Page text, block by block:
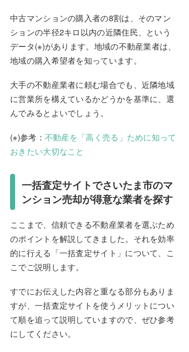
中古マンションの購入者の8割は、そのマン
ションの半径2キロ以内の近隣住民、という
データ(※)があります。地域の不動産業者は、
地域の購入希望者を知っています。
大手の不動産業者に頼む場合でも、近隣地域
に営業所を構えているかどうかを基準に、選
んでみるとよいでしょう。
(※)参考： 不動産を「高く売る」ために知って
おきたい大切なこと
一括査定サイトでさいたま市のマ
ンション売却が得意な業者を探す
ここまで、信頼できる不動産業者を選ぶため
のポイントを解説してきました。それを効率
的に行える「一括査定サイト」について、こ
こでご説明します。
すでにお伝えした内容と重なる部分もありま
すが、一括査定サイトを使うメリットについ
て順を追って説明していますので、ぜひ参考
にしてください。